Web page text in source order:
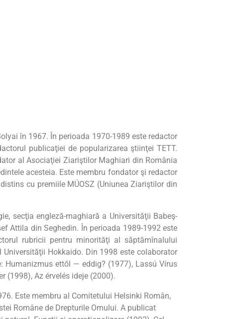
în 1967. În perioada 1970-1989 este redactor
publicaţiei de popularizarea ştiinţei TETT.
al Asociaţiei Ziariştilor Maghiari din România
acesteia. Este membru fondator şi redactor
cu premiile MÚOSZ (Uniunea Ziariştilor din
secţia engleză-maghiară a Universităţii Babeş-
Attila din Seghedin. În perioada 1989-1992 este
rubricii pentru minorităţi al săptămînalului
Hokkaido. Din 1998 este colaborator
Humanizmus ettől — eddig? (1977), Lassú Vírus
(1998), Az érvelés ideje (2000).
Este membru al Comitetului Helsinki Român,
Române de Drepturile Omului. A publicat